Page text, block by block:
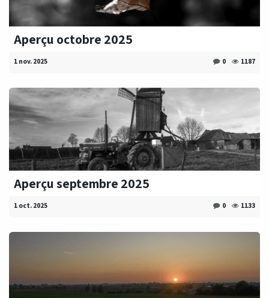
Aperçu octobre 2025
1 nov. 2025 0 1187
Aperçu septembre 2025
1 oct. 2025 0 1133